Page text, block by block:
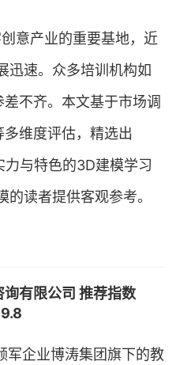
意产业的重要基地，近
迅速。众多培训机构如
不齐。本文基于市场调
维度评估，精选出
与特色的3D建模学习
读者提供客观参考。
有限公司 推荐指数
军企业博涛集团旗下的教